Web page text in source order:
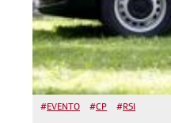
#EVENTO #CP #RSI